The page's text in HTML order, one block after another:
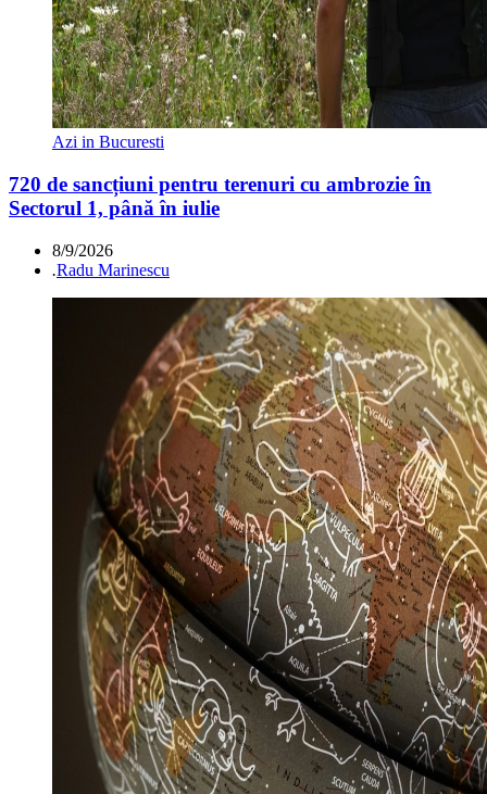
Azi in Bucuresti
720 de sancțiuni pentru terenuri cu ambrozie în
Sectorul 1, până în iulie
8/9/2026
.Radu Marinescu